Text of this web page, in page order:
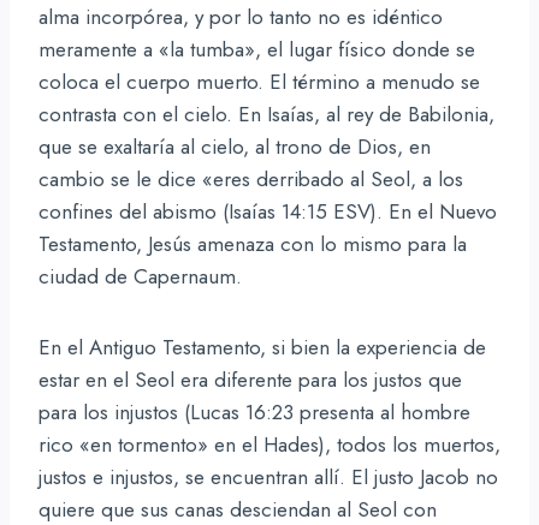
alma incorpórea, y por lo tanto no es idéntico
meramente a «la tumba», el lugar físico donde se
coloca el cuerpo muerto. El término a menudo se
contrasta con el cielo. En Isaías, al rey de Babilonia,
que se exaltaría al cielo, al trono de Dios, en
cambio se le dice «eres derribado al Seol, a los
confines del abismo (Isaías 14:15 ESV). En el Nuevo
Testamento, Jesús amenaza con lo mismo para la
ciudad de Capernaum.
En el Antiguo Testamento, si bien la experiencia de
estar en el Seol era diferente para los justos que
para los injustos (Lucas 16:23 presenta al hombre
rico «en tormento» en el Hades), todos los muertos,
justos e injustos, se encuentran allí. El justo Jacob no
quiere que sus canas desciendan al Seol con